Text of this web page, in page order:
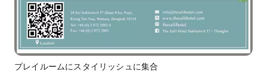
プレイルームにスタイリッシュに集合